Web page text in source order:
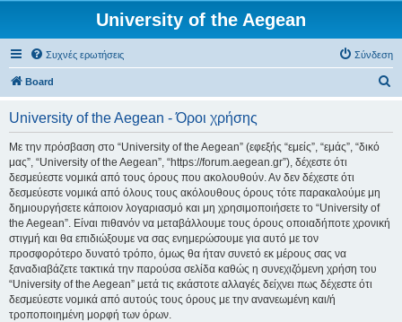
University of the Aegean
Συχνές ερωτήσεις Σύνδεση
Board
University of the Aegean - Όροι χρήσης
Με την πρόσβαση στο “University of the Aegean” (εφεξής “εμείς”, “εμάς”, “δικό
μας”, “University of the Aegean”, “https://forum.aegean.gr”), δέχεστε ότι
δεσμεύεστε νομικά από τους όρους που ακολουθούν. Αν δεν δέχεστε ότι
δεσμεύεστε νομικά από όλους τους ακόλουθους όρους τότε παρακαλούμε μη
δημιουργήσετε κάποιον λογαριασμό και μη χρησιμοποιήσετε το “University of
the Aegean”. Είναι πιθανόν να μεταβάλλουμε τους όρους οποιαδήποτε χρονική
στιγμή και θα επιδιώξουμε να σας ενημερώσουμε για αυτό με τον
προσφορότερο δυνατό τρόπο, όμως θα ήταν συνετό εκ μέρους σας να
ξαναδιαβάζετε τακτικά την παρούσα σελίδα καθώς η συνεχιζόμενη χρήση του
“University of the Aegean” μετά τις εκάστοτε αλλαγές δείχνει πως δέχεστε ότι
δεσμεύεστε νομικά από αυτούς τους όρους με την ανανεωμένη και/ή
τροποποιημένη μορφή των όρων.